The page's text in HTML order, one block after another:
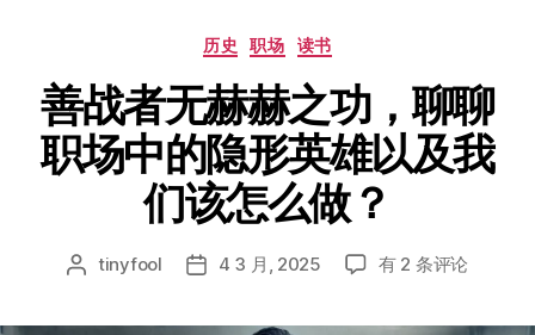
分
历史 职场 读书
善战者无赫赫之功，聊聊
职场中的隐形英雄以及我
们该怎么做？
文 tinyfool
发 4 3 月, 2025
善
有 2 条评论